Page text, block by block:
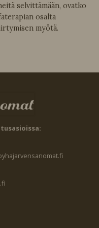
selvittämään, ovatko
osalta
myötä.